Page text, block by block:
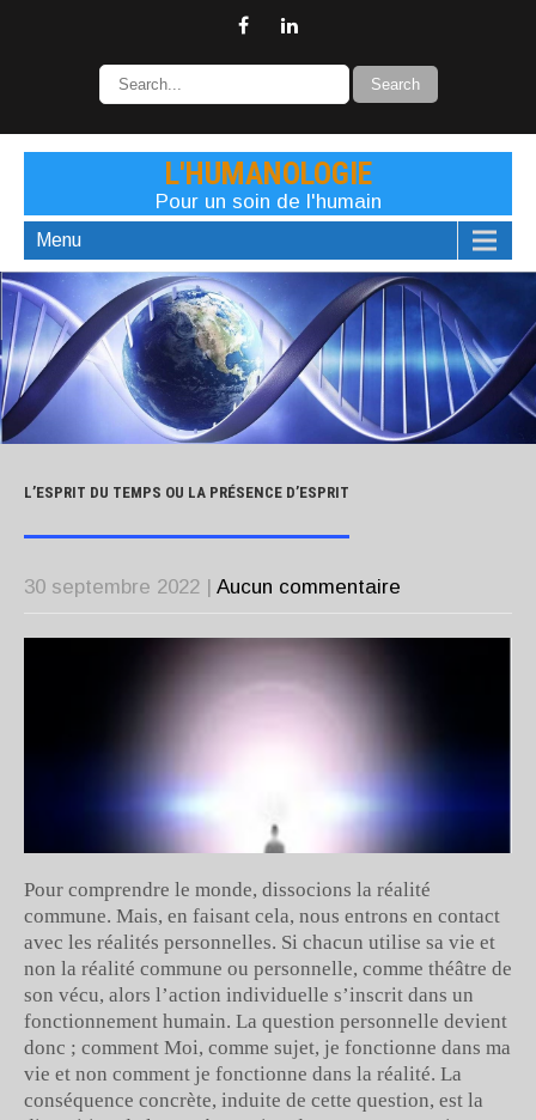
L'HUMANOLOGIE
Pour un soin de l'humain
Menu
L’ESPRIT DU TEMPS OU LA PRÉSENCE D’ESPRIT
30 septembre 2022 Aucun commentaire
Pour comprendre le monde, dissocions la réalité
commune. Mais, en faisant cela, nous entrons en contact
avec les réalités personnelles. Si chacun utilise sa vie et
non la réalité commune ou personnelle, comme théâtre de
son vécu, alors l’action individuelle s’inscrit dans un
fonctionnement humain. La question personnelle devient
donc ; comment Moi, comme sujet, je fonctionne dans ma
vie et non comment je fonctionne dans la réalité. La
conséquence concrète, induite de cette question, est la